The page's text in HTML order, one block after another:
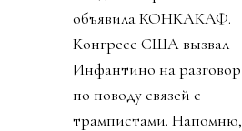
объявила КОНКАКАФ.
Конгресс США вызвал
Инфантино на разговор
по поводу связей с
трампистами. Напомню,